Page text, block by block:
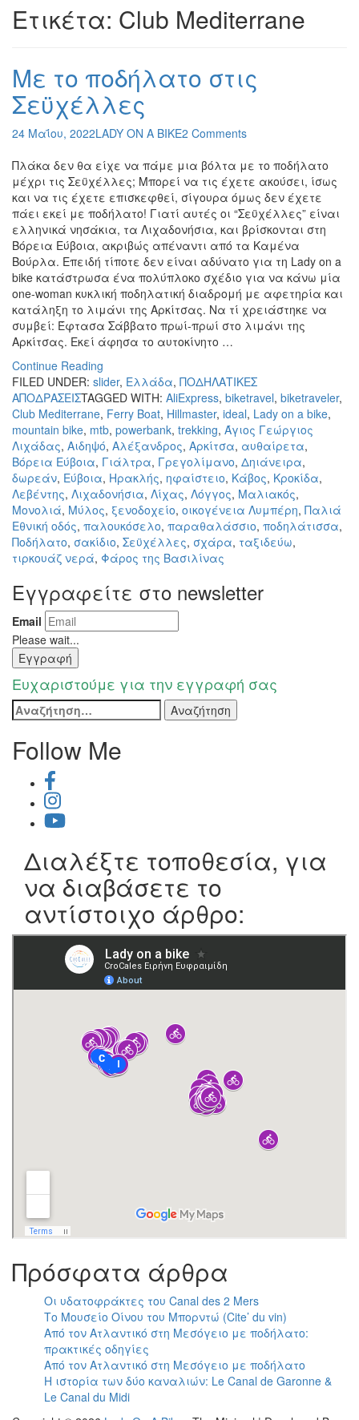
Ετικέτα: Club Mediterrane
Με το ποδήλατο στις
Σεϋχέλλες
24 Μαΐου, 2022LADY ON A BIKE2 Comments
Πλάκα δεν θα είχε να πάμε μια βόλτα με το ποδήλατο
μέχρι τις Σεϋχέλλες; Μπορεί να τις έχετε ακούσει, ίσως
και να τις έχετε επισκεφθεί, σίγουρα όμως δεν έχετε
πάει εκεί με ποδήλατο! Γιατί αυτές οι “Σεϋχέλλες” είναι
ελληνικά νησάκια, τα Λιχαδονήσια, και βρίσκονται στη
Βόρεια Εύβοια, ακριβώς απέναντι από τα Καμένα
Βούρλα. Επειδή τίποτε δεν είναι αδύνατο για τη Lady on a
bike κατάστρωσα ένα πολύπλοκο σχέδιο για να κάνω μία
one-woman κυκλική ποδηλατική διαδρομή με αφετηρία και
κατάληξη το λιμάνι της Αρκίτσας. Να τί χρειάστηκε να
συμβεί: Έφτασα Σάββατο πρωί-πρωί στο λιμάνι της
Αρκίτσας. Εκεί άφησα το αυτοκίνητο …
Continue Reading
FILED UNDER: slider, Ελλάδα, ΠΟΔΗΛΑΤΙΚΕΣ
ΑΠΟΔΡΑΣΕΙΣTAGGED WITH: AliExpress, biketravel, biketraveler,
Club Mediterrane, Ferry Boat, Hillmaster, ideal, Lady on a bike,
mountain bike, mtb, powerbank, trekking, Άγιος Γεώργιος
Λιχάδας, Αιδηψό, Αλέξανδρος, Αρκίτσα, αυθαίρετα,
Βόρεια Εύβοια, Γιάλτρα, Γρεγολίμανο, Δηιάνειρα,
δωρεάν, Εύβοια, Ηρακλής, ηφαίστειο, Κάβος, Κροκίδα,
Λεβέντης, Λιχαδονήσια, Λίχας, Λόγγος, Μαλιακός,
Μονολιά, Μύλος, ξενοδοχείο, οικογένεια Λυμπέρη, Παλιά
Εθνική οδός, παλουκόσελο, παραθαλάσσιο, ποδηλάτισσα,
Ποδήλατο, σακίδιο, Σεϋχέλλες, σχάρα, ταξιδεύω,
τιρκουάζ νερά, Φάρος της Βασιλίνας
Εγγραφείτε στο newsletter
Email
Please wait...
Εγγραφή
Ευχαριστούμε για την εγγραφή σας
Αναζήτηση
για:
Follow Me
Διαλέξτε τοποθεσία, για
να διαβάσετε το
αντίστοιχο άρθρο:
Πρόσφατα άρθρα
Οι υδατοφράκτες του Canal des 2 Mers
Το Μουσείο Οίνου του Μπορντώ (Cite’ du vin)
Από τον Ατλαντικό στη Μεσόγειο με ποδήλατο:
πρακτικές οδηγίες
Από τον Ατλαντικό στη Μεσόγειο με ποδήλατο
Η ιστορία των δύο καναλιών: Le Canal de Garonne &
Le Canal du Midi